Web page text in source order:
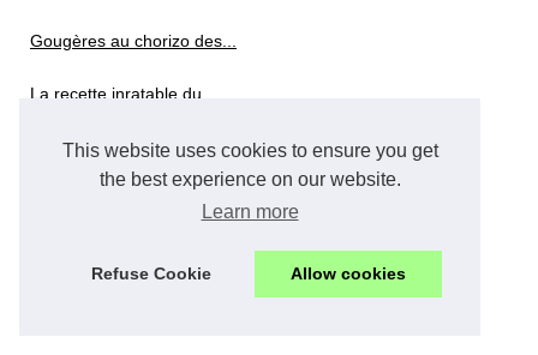
This website uses cookies to ensure you get
the best experience on our website.
Learn more
Refuse Cookie Allow cookies
Gougères au chorizo des...
La recette inratable du...
Découvrez les Secrets du...
Comment faire une compote...